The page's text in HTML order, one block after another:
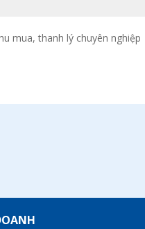
mua, thanh lý chuyên nghiệp